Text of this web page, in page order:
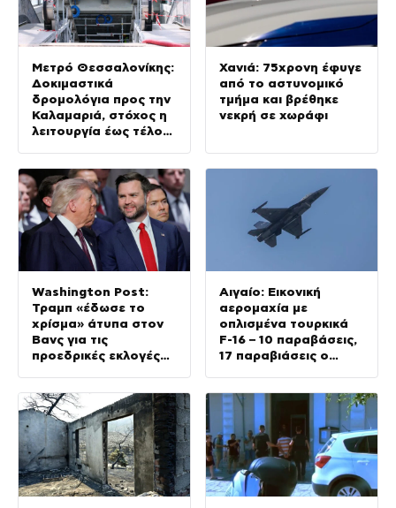
Μετρό Θεσσαλονίκης:
Δοκιμαστικά
δρομολόγια προς την
Καλαμαριά, στόχος η
λειτουργία έως τέλος
Χανιά: 75χρονη έφυγε
από το αστυνομικό
τμήμα και βρέθηκε
νεκρή σε χωράφι
Washington Post:
Τραμπ «έδωσε το
χρίσμα» άτυπα στον
Βανς για τις
προεδρικές εκλογές
Αιγαίο: Εικονική
αερομαχία με
οπλισμένα τουρκικά
F-16 – 10 παραβάσεις,
17 παραβιάσεις ο